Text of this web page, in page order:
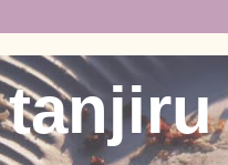
tanjiru